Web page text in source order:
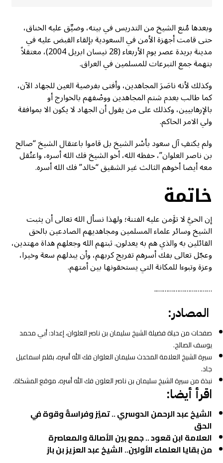
وبعدها مُنع الشيخ من التدريس في بيته، وضيِّق عليه الخناق،
حتى قامت أجهزة الأمن في السعودية بإلقاء القبض عليه في
مدينة بريدة عصر يوم الأربعاء (28 نيسان ابريل 2004)، معتقلاً
بتهمة جمع التبرعات للمسلمين في العراق.
وكذلك لأنه ناصَرَ المجاهدين، وأفتى بفرضية العين للجهاد الآن،
كما طالب بعدم شتم المجاهدين ووصْفهم بالخوارج أو
بالإرهابيين، وكذلك على من يقول أن الجهاد لا يكون الا بموافقة
ولي الامر الحاكم.
ولم يكتفِ آل سعود بأسْر الشيخ بل قاموا باعتقال الشيخ “صالح
بن ناصر العلوان”، حفظه الله، أخو الشيخ فك الله أسره، واعتُقل
معه أيضا أخوهم الثالث غير الشقيق “خالد” فك الله أسره.
خاتمة
إن الحيَّ لا تؤَمن عليه الفتنة؛ ولهذا نسأل الله تعالى أن يثبت
الشيخ وسائر علماء المسلمين ومجاهديهم الصادعين بالحق
القائلين به والذي هم به يعدلون. ثبتهم الله وجعلهم هداة مهتدين،
وعجّل تعالى بفك أسرهم تفريج كربهم، وأن يبدلهم سعة وخيرا،
وعزة وتبوءا للمكانة التي يستحقونها بين أمتهم.
…………………………..
المصادر:
صفحات من حياة فضيلة الشيخ سليمان بن ناصر العلوان، إعداد: أبي محمد
يوسف الصالح.
سيرة الشيخ العلامة المحدث سليمان العلوان فك الله أسره، بقلم اسماعيل
جاد.
نبذة من سيرة الشيخ سليمان بن ناصر العلون فك الله أسره، موقع المشكاة.
اقرأ أيضا:
الشيخ عبد الرحمن الدوسري .. تميُز وفراسةٌ وقوة في
الحق
العلامة ابن قعود .. جمع بين الأصالة والمعاصرة
من بقايا العلماء الأولين.. الشيخ عبد العزيز بن باز